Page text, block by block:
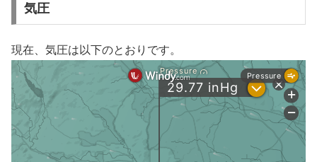
気圧
現在、気圧は以下のとおりです。